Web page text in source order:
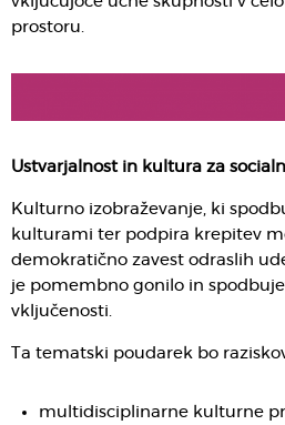
prostoru.
Ustvarjalnost in kultura za
Kulturno izobraževanje, ki
kulturami ter podpira krepitev
demokratično zavest odraslih
je pomembno gonilo in
vključenosti.
Ta tematski poudarek bo
multidisciplinarne kulturne